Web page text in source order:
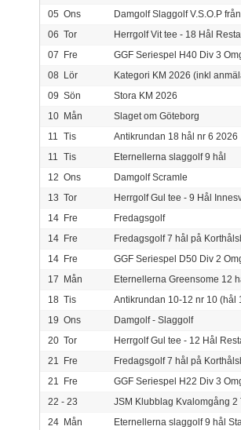
05 Ons
Damgolf Slaggolf V.S.O.P
06 Tor
Herrgolf Vit tee - 18 Hål
07 Fre
GGF Seriespel H40 Div 3
08 Lör
Kategori KM 2026 (inkl
09 Sön
Stora KM 2026
10 Mån
Slaget om Göteborg
11
Tis
Antikrundan 18 hål nr 6 2026
11
Tis
Eternellerna slaggolf 9 hål
12 Ons
Damgolf Scramle
13 Tor
Herrgolf Gul tee - 9 Hål
14 Fre
Fredagsgolf
14 Fre
Fredagsgolf 7 hål på
14 Fre
GGF Seriespel D50 Div 2
17 Mån
Eternellerna Greensome 12
18 Tis
Antikrundan 10-12 nr 10 (hål
19 Ons
Damgolf - Slaggolf
20 Tor
Herrgolf Gul tee - 12 Hål
21
Fre
Fredagsgolf 7 hål på
21
Fre
GGF Seriespel H22 Div 3
22 - 23
JSM Klubblag Kvalomgång 2
24 Mån
Eternellerna slaggolf 9 hål